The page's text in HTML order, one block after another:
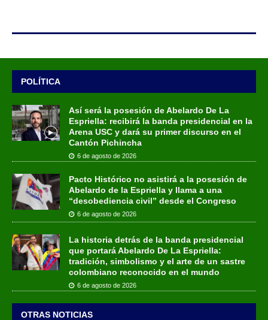
POLÍTICA
Así será la posesión de Abelardo De La
Espriella: recibirá la banda presidencial en la
Arena USC y dará su primer discurso en el
Cantón Pichincha
6 de agosto de 2026
Pacto Histórico no asistirá a la posesión de
Abelardo de la Espriella y llama a una
“desobediencia civil” desde el Congreso
6 de agosto de 2026
La historia detrás de la banda presidencial
que portará Abelardo De La Espriella:
tradición, simbolismo y el arte de un sastre
colombiano reconocido en el mundo
6 de agosto de 2026
OTRAS NOTICIAS